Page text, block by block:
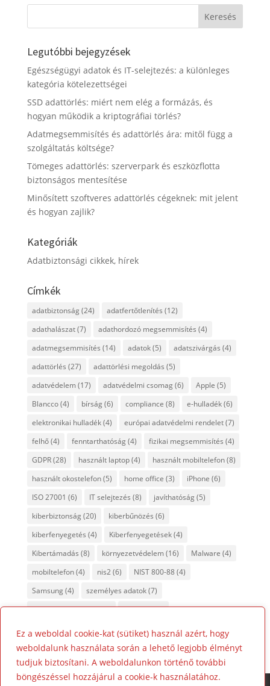
Ez a weboldal cookie-kat (sütiket) használ azért, hogy
weboldalunk használata során a lehető legjobb élményt
tudjuk biztosítani. A weboldalunkon történő további
böngészéssel hozzájárul a cookie-k használatához.
Legutóbbi bejegyzések
Egészségügyi adatok és IT-selejtezés: a különleges
kategória kötelezettségei
SSD adattörlés: miért nem elég a formázás, és
hogyan működik a kriptográfiai törlés?
Adatmegsemmisítés és adattörlés ára: mitől függ a
szolgáltatás költsége?
Tömeges adattörlés: szerverpark és eszközflotta
biztonságos mentesítése
Minősített szoftveres adattörlés cégeknek: mit jelent
és hogyan zajlik?
Kategóriák
Adatbiztonsági cikkek, hírek
Címkék
adatbiztonság(24) adatfertőtlenítés (12)
adathalászat(7) adathordozó megsemmisítés (4)
adatmegsemmisítés (14) adatok(5) adatszivárgás (4)
adattörlés (27) adattörlési megoldás (5)
adatvédelem(17) adatvédelmi csomag(6) Apple (5)
Blancco(4) bírság(6) compliance (8) e-hulladék(6)
elektronikai hulladék(4) európai adatvédelmi rendelet(7)
felhő(4) fenntarthatóság(4) fizikai megsemmisítés (4)
GDPR(28) használt laptop(4) használt mobiltelefon(8)
használt okostelefon(5) home office (3) iPhone (6)
ISO 27001 (6) IT selejtezés (8) javíthatóság(5)
kiberbiztonság(20) kiberbűnözés (6)
kiberfenyegetés (4) Kiberfenyegetések(4)
Kibertámadás (8) környezetvédelem(16) Malware (4)
mobiltelefon(4) nis2(6) NIST 800-88(4)
Samsung(4) személyes adatok(7)
tanúsított adattörlés(7) titkosítás(4)
újrahasznosítás
(8)